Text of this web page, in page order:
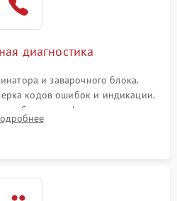
диагностика
и заварочного блока.
кодов ошибок и индикации.
и кофемолки на слух.
давления воды для выявления